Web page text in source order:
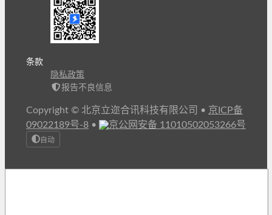
条款
隐私政策
报告不良信息
Copyright © 北京立迩合讯科技有限公司 • 京ICP备
09022189号-8 • 京公网安备 11010502053266号
自动